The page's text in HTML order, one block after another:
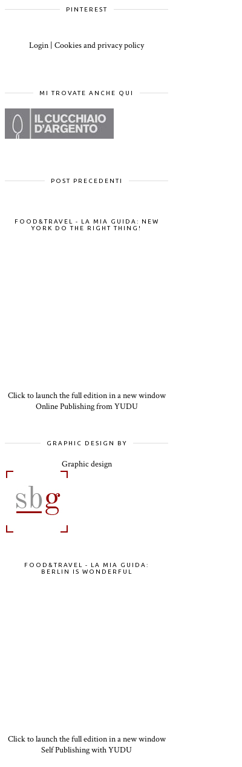
PINTEREST
Login | Cookies and privacy policy
MI TROVATE ANCHE QUI
POST PRECEDENTI
FOOD&TRAVEL - LA MIA GUIDA: NEW
YORK DO THE RIGHT THING!
Click to launch the full edition in a new window
Online Publishing from YUDU
GRAPHIC DESIGN BY
Graphic design
FOOD&TRAVEL - LA MIA GUIDA:
BERLIN IS WONDERFUL
Click to launch the full edition in a new window
Self Publishing with YUDU